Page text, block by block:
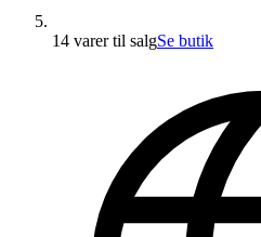
14 varertil salgSe butik